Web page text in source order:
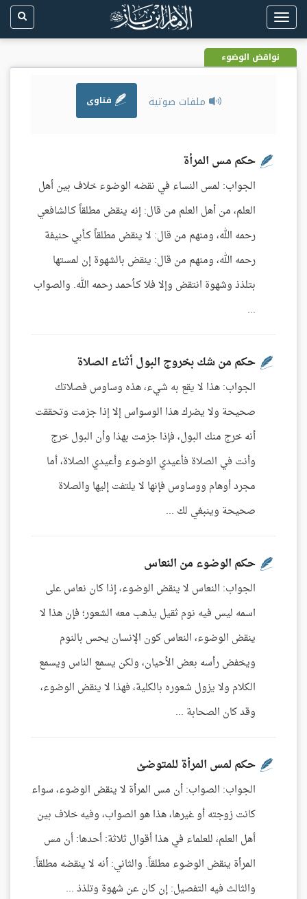
Toggle
navigation
نواقض الوضوء
ملفات صوتية فتاوى
حكم مس المرأة
الجواب: لمس النساء في نقضه الوضوء خلاف بين أهل
العلم، من أهل العلم من قال: إنه ينقض مطلقاً كـالشافعي
رحمه الله، ومنهم من قال: لا ينقض مطلقاً كـأبي حنيفة
رحمه الله، ومنهم من قال: ينقض بالشهوة إن لمستها
بتلذذ وشهوة انتقض وإلا فلا كـأحمد رحمه الله. والصواب
...
حكم من شك بخروج البول أثناء الصلاة
الجواب: هذا لا يقع به شيء، هذه وساوس فصلاتك
صحيحة ولا يضرك هذا الوسواس إلا إذا جزمت وتحققت
أنه خرج منك البول، فإذا جزمت بهذا وأن البول خرج
وأنت في الصلاة فأعيدي الوضوء وأعيدي الصلاة، أما
مجرد أوهام ووساوس فإنها لا يلتفت إليها والصلاة
صحيحة وينبغي لك ...
حكم الوضوء من النعاس
الجواب: النعاس لا ينقض الوضوء، إذا كان نعاس على
اسمه ليس فيه نوم ثقيل يذهب معه الشعور؛ فإن هذا لا
ينقض الوضوء، النعاس كون الإنسان يحس بالنوم
ويخفض رأسه بعض الأحيان، ولكن يسمع الناس ويسمع
الكلام ولا يزول شعوره بالكلية، فهذا لا ينقض الوضوء،
وقد كان الصحابة ...
حكم لمس المرأة للمتوضئ
الجواب: الصواب: أن مس المرأة لا ينقض الوضوء، سواء
كانت زوجته أو غيرها، هذا هو الصواب، وفيه خلاف بين
أهل العلم، للعلماء في هذا أقوال ثلاثة: أحدها: أن مس
المرأة ينقض الوضوء مطلقاً. والثاني: أنه لا ينقضه مطلقاً.
والثالث فيه التفصيل: إن كان عن شهوة وتلذذ ...